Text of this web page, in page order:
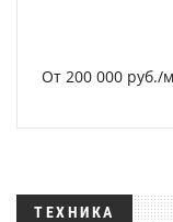
От 200 000 руб./
ТЕХНИКА